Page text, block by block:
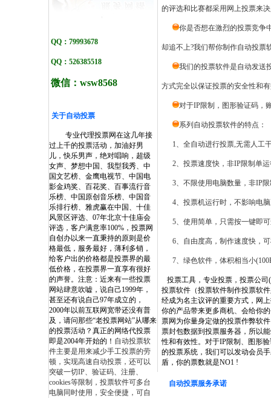
QQ：79993678
QQ：526385518
微信： wsw8568
关于自动投票
专业代理投票网在这几年接
过上千的投票活动，加油好男
儿，快乐男声，绝对唱响，超级
女声、梦想中国、我型我秀、中
国文艺榜、金鹰电视节、中国电
影金鸡奖、百花奖、百事流行音
乐榜、中国原创音乐榜、中国音
乐排行榜、雅虎赢在中国、十佳
风景区评选、07年北京十佳庙会
评选，客户满意率100%，投票网
自创办以来一直秉持的原则是价
格最低，服务最好，薄利多销，
给客户出的价格都是投票界的最
低价格，在投票界一直享有很好
的声誉。注意：近来有一些投票
网站肆意吹嘘，说自己1999年，
甚至还有说自己97年成立的，
2000年以前互联网宽带还没有普
及，请问那些“老投票网站”从哪来
的投票活动？真正的网络代投票
即是2004年开始的！ 自动投票软
件主要是用来减少手工投票的劳
顿，实现高速自动投票，还可以
突破一切IP、验证码、注册、
cookies等限制，投票软件可多台
电脑同时使用，安全便捷，可自
的评选和比赛都采用网上投票来
你是否想在激烈的投票竞争
却追不上?我们帮你制作自动投票
我们的投票软件是自动发送
方式完全以保证投票的安全性和
对于IP限制，图形验证码，
系列自动投票软件的特点：
1、全自动进行投票,无需人工
2、投票速度快，非IP限制单运
3、不限使用电脑数量，非IP限
4、投票机运行时，不影响电脑
5、使用简单，只需按一键即可
6、自由度高，制作速度快，可
7、绿色软件，体积相当小
投票工具，专业投票，投票公
投票软件（投票软件制作投票软
经成为名主议评的重要方式，网
你的产品带来更多商机、会给你
票网为你量身定做的投票作弊软
票封包数据到投票服务器，所以
性和有效性。对于IP限制、图形
的投票系统，我们可以发动会员
盾，你的票数就是NO1 !
自动投票服务承诺